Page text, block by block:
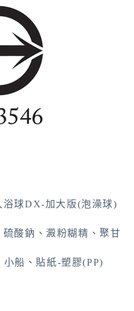
浴球DX-加大版(泡澡球)
酸鈉、澱粉糊精、聚甘
船、貼紙-塑膠(PP)